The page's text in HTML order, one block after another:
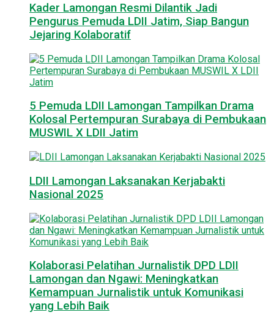
Kader Lamongan Resmi Dilantik Jadi
Pengurus Pemuda LDII Jatim, Siap Bangun
Jejaring Kolaboratif
5 Pemuda LDII Lamongan Tampilkan Drama
Kolosal Pertempuran Surabaya di Pembukaan
MUSWIL X LDII Jatim
LDII Lamongan Laksanakan Kerjabakti
Nasional 2025
Kolaborasi Pelatihan Jurnalistik DPD LDII
Lamongan dan Ngawi: Meningkatkan
Kemampuan Jurnalistik untuk Komunikasi
yang Lebih Baik